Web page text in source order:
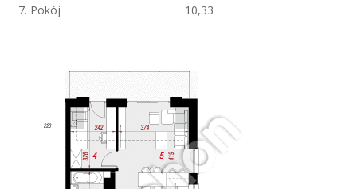
7. Pokój
10,33